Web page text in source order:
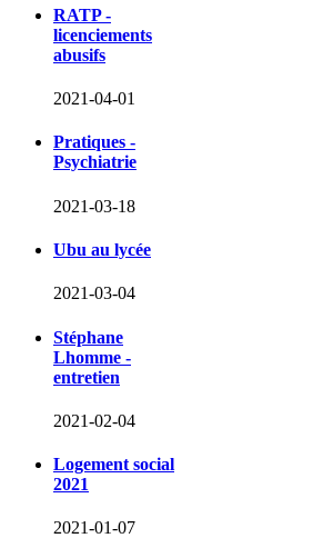
RATP -
licenciements
abusifs
2021-04-01
Pratiques -
Psychiatrie
2021-03-18
Ubu au lycée
2021-03-04
Stéphane
Lhomme -
entretien
2021-02-04
Logement social
2021
2021-01-07